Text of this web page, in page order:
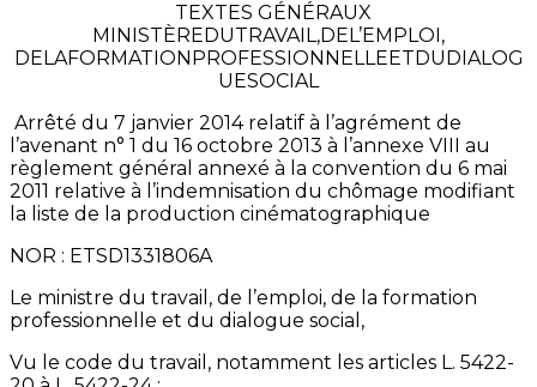
TEXTES GÉNÉRAUX
MINISTÈREDUTRAVAIL,DEL’EMPLOI,
DELAFORMATIONPROFESSIONNELLEETDUDIALOG
UESOCIAL
Arrêté du 7 janvier 2014 relatif à l’agrément de
l’avenant n° 1 du 16 octobre 2013 à l’annexe VIII au
règlement général annexé à la convention du 6 mai
2011 relative à l’indemnisation du chômage modifiant
la liste de la production cinématographique
NOR : ETSD1331806A
Le ministre du travail, de l’emploi, de la formation
professionnelle et du dialogue social,
Vu le code du travail, notamment les articles L. 5422-